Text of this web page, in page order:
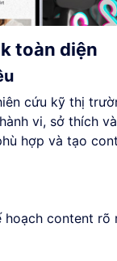
toàn diện
cứu kỹ thị
vi, sở thích
hợp và tạo
content rõ